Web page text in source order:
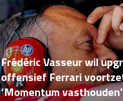
Frédéric Vasseur wil
offensief Ferrari
‘Momentum vasthouden’